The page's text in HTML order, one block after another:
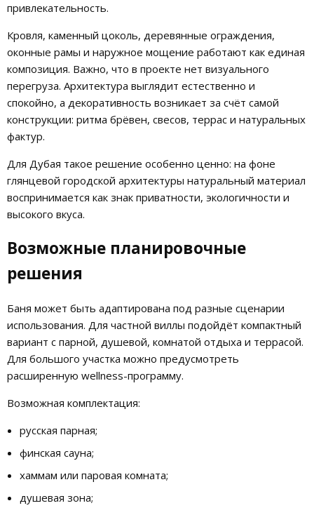
привлекательность.
Кровля, каменный цоколь, деревянные ограждения,
оконные рамы и наружное мощение работают как единая
композиция. Важно, что в проекте нет визуального
перегруза. Архитектура выглядит естественно и
спокойно, а декоративность возникает за счёт самой
конструкции: ритма брёвен, свесов, террас и натуральных
фактур.
Для Дубая такое решение особенно ценно: на фоне
глянцевой городской архитектуры натуральный материал
воспринимается как знак приватности, экологичности и
высокого вкуса.
Возможные планировочные
решения
Баня может быть адаптирована под разные сценарии
использования. Для частной виллы подойдёт компактный
вариант с парной, душевой, комнатой отдыха и террасой.
Для большого участка можно предусмотреть
расширенную wellness-программу.
Возможная комплектация:
русская парная;
финская сауна;
хаммам или паровая комната;
душевая зона;